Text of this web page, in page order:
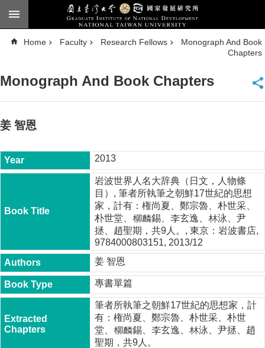
Skip to main content
d
c
e
S
r
c
National
Taiwan
u
l
t
y
h
.
D
Home Faculty Research Fellows
Monograph And Book
Chapters
Monograph And Book Chapters
姜 智恩
2013
岩波世界人名大辞典（日文，人物條
目）, 筆者所執筆之朝鮮17世紀的思想
家，計有：権尚夏、鄭宗魯、朴世采、
朴世堂、柳麟錫、李玄逸、林泳、尹
拯、趙聖期，共9人。, 東京：岩波書店,
9784000803151, 2013/12
姜 智恩
專書單篇
筆者所執筆之朝鮮17世紀的思想家，計
有：権尚夏、鄭宗魯、朴世采、朴世
堂、柳麟錫、李玄逸、林泳、尹拯、趙
聖期，共9人。